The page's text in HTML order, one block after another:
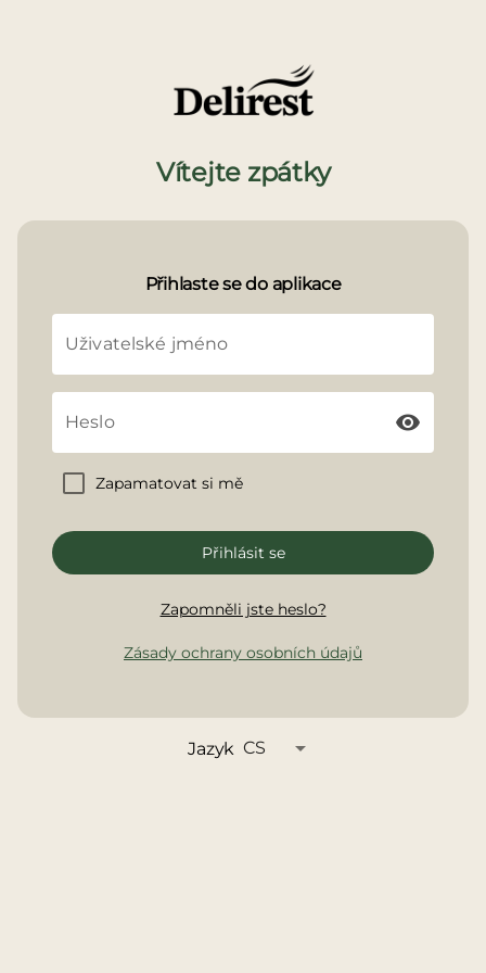
Vítejte zpátky
Přihlaste se do aplikace
Uživatelské jméno
Heslo visibility
Zapamatovat si mě
Přihlásit se
Zapomněli jste heslo?
Zásady ochrany osobních údajů
Jazyk CS arrow_drop_down